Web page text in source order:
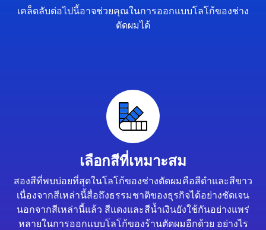
เคล็ดลับต่อไปนี้อาจช่วยคุณในการออกแบบโลโก้ของช่าง
ตัดผมได้
เลือกสีที่เหมาะสม
สองสีที่พบบ่อยที่สุดในโลโก้ของช่างตัดผมคือสีดำและสีขาว
เนื่องจากสีเหล่านี้สื่อถึงธรรมชาติของธุรกิจได้อย่างชัดเจน
นอกจากสีเหล่านี้แล้ว สีแดงและสีน้ำเงินยังใช้กันอย่างแพร่
หลายในการออกแบบโลโก้ของร้านตัดผมอีกด้วย อย่างไร